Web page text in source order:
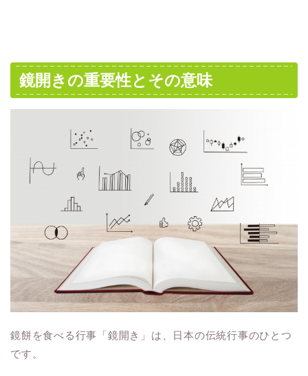
鏡開きの重要性とその意味
鏡餅を食べる行事「鏡開き」は、日本の伝統行事のひとつ
です。